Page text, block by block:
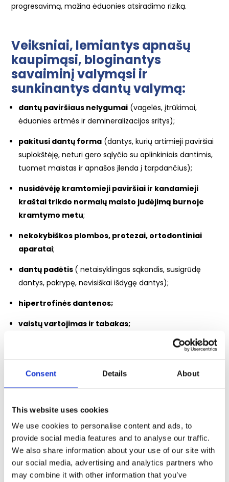
Consent Details About
This website uses cookies
We use cookies to personalise content and ads, to
provide social media features and to analyse our traffic.
We also share information about your use of our site with
our social media, advertising and analytics partners who
may combine it with other information that you’ve
progresavimą, mažina ėduonies atsiradimo riziką.
Veiksniai, lemiantys apnašų
kaupimąsi, bloginantys
savaiminį valymąsi ir
sunkinantys dantų valymą:
dantų paviršiaus nelygumai (vagelės, įtrūkimai,
ėduonies ertmės ir demineralizacijos sritys);
pakitusi dantų forma (dantys, kurių artimieji paviršiai
suplokštėję, neturi gero sąlyčio su aplinkiniais dantimis,
tuomet maistas ir apnašos įlenda į tarpdančius);
nusidėvėję kramtomieji paviršiai ir kandamieji
kraštai trikdo normalų maisto judėjimą burnoje
kramtymo metu;
nekokybiškos plombos, protezai, ortodontiniai
aparatai;
dantų padėtis ( netaisyklingas sąkandis, susigrūdę
dantys, pakrypę, nevisiškai išdygę dantys);
hipertrofinės dantenos;
vaistų vartojimas ir tabakas;
( saldumynai, lipnus,
asmeninės savybės
( žinios ir motyvacija, igūdžiai ir
sugebėjimai);
emocinė būklė(dėl įtampos, nerimo mažėja seilėtekis,
esant emociniams sutrikimams, dažnai valgoma daug
cukraus turinčio maisto).